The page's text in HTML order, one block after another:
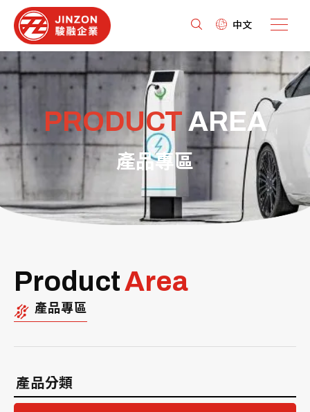
中文
PRODUCTAREA
產品專區
ProductArea
產品專區
產品分類